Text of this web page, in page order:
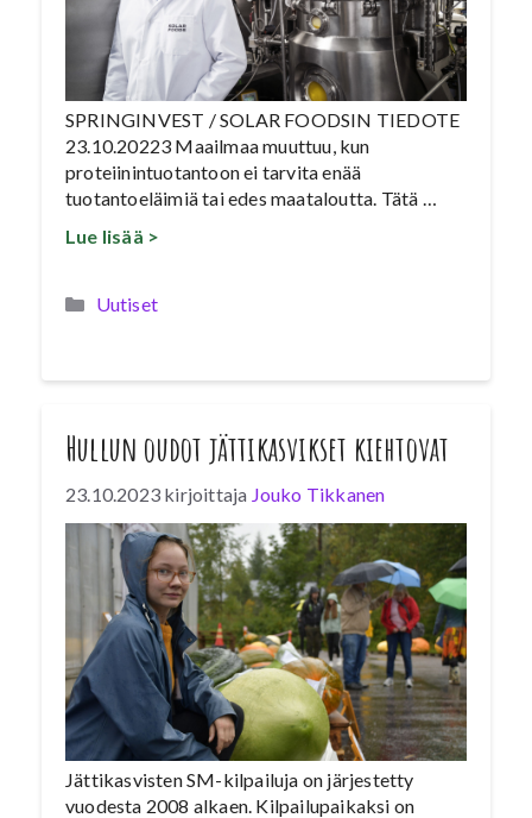
SPRINGINVEST / SOLAR FOODSIN TIEDOTE
23.10.20223 Maailmaa muuttuu, kun
proteiinintuotantoon ei tarvita enää
tuotantoeläimiä tai edes maataloutta. Tätä …
Lue lisää >
Kategoriat
Uutiset
Hullun oudot jättikasvikset kiehtovat
23.10.2023 kirjoittaja Jouko Tikkanen
Jättikasvisten SM-kilpailuja on järjestetty
vuodesta 2008 alkaen. Kilpailupaikaksi on